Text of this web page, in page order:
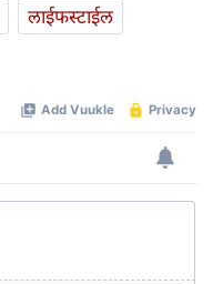
लाईफस्टाईल